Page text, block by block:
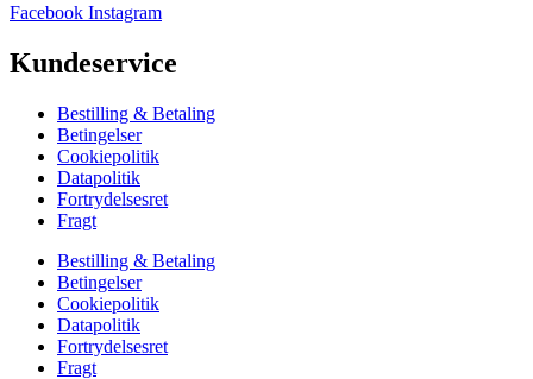
Facebook Instagram
Kundeservice
Bestilling & Betaling
Betingelser
Cookiepolitik
Datapolitik
Fortrydelsesret
Fragt
Bestilling & Betaling
Betingelser
Cookiepolitik
Datapolitik
Fortrydelsesret
Fragt